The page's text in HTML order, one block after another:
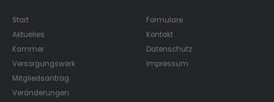
Start
Aktuelles
Kammer
Versorgungswerk
Mitgliedsantrag
Veränderungen
Formulare
Kontakt
Datenschutz
Impressum